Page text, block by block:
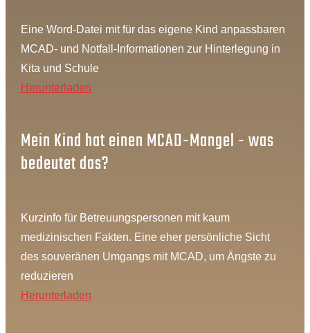
Eine Word-Datei mit für das eigene Kind anpassbaren
MCAD- und Notfall-Informationen zur Hinterlegung in
Kita und Schule
Herunterladen
Mein Kind hat einen MCAD-Mangel - was
bedeutet das?
Kurzinfo für Betreuungspersonen mit kaum
medizinischen Fakten. Eine eher persönliche Sicht
des souveränen Umgangs mit MCAD, um Ängste zu
reduzieren
Herunterladen